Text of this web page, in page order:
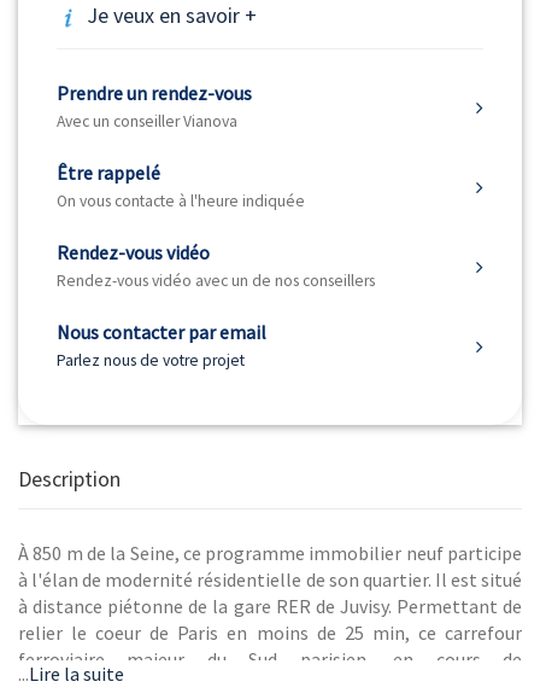
Je veux en savoir +
Prendre un rendez-vous
Avec un conseiller Vianova
Être rappelé
On vous contacte à l'heure indiquée
Rendez-vous vidéo
Rendez-vous vidéo avec un de nos conseillers
Nous contacter par email
Parlez nous de votre projet
Description
À 850 m de la Seine, ce programme immobilier neuf participe
à l'élan de modernité résidentielle de son quartier. Il est situé
à distance piétonne de la gare RER de Juvisy. Permettant de
relier le coeur de Paris en moins de 25 min, ce carrefour
ferroviaire majeur du Sud parisien, en cours de
réaménagement, va être desservi par la ligne 7 du tramway
...Lire la suite